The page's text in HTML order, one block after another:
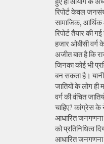
रिपोर्ट केवल
सामाजिक,
रिपोर्ट तैयार की
हजार ओबीसी वर्ग
अजीत बात है कि
जिनका कोई भी
बन सकता है। यानी
जातियों के लोग
वर्ग की वंचित
चाहिए? कांग्रेस के
आधारित जनगणना
को प्रतिनिधित्व
आधारित जनगणना